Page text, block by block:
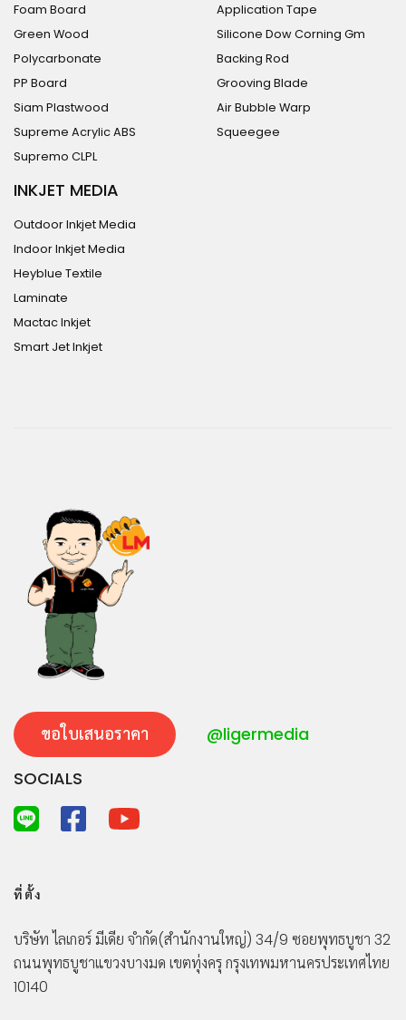
Foam Board
Green Wood
Polycarbonate
PP Board
Siam Plastwood
Supreme Acrylic ABS
Supremo CLPL
INKJET MEDIA
Outdoor Inkjet Media
Indoor Inkjet Media
Heyblue Textile
Laminate
Mactac Inkjet
Smart Jet Inkjet
Application Tape
Silicone Dow Corning Gm
Backing Rod
Grooving Blade
Air Bubble Warp
Squeegee
ที่ตั้ง
บริษัท ไลเกอร์ มีเดีย จำกัด(สำนักงานใหญ่) 34/9 ซอยพุทธบูชา 32
ถนนพุทธบูชาแขวงบางมด เขตทุ่งครุ กรุงเทพมหานครประเทศไทย
10140
ขอใบเสนอราคา
@ligermedia
SOCIALS